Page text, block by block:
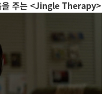
을 주는 <Jingle Therapy>